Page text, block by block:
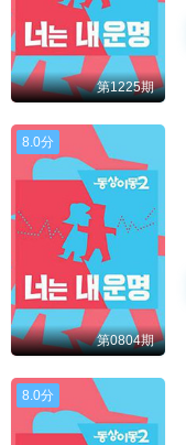
第1225期
8.0分
第0804期
8.0分